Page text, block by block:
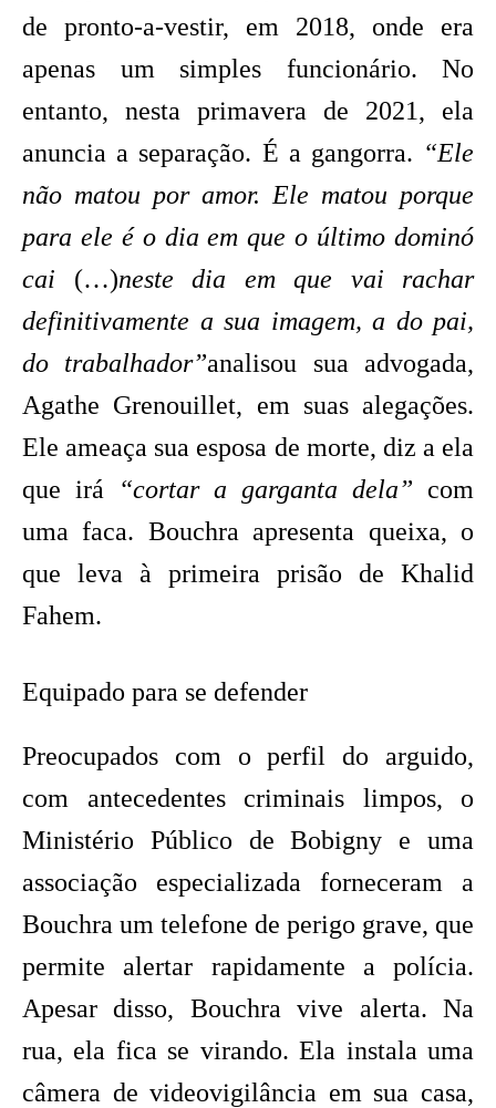
de pronto-a-vestir, em 2018, onde era
apenas um simples funcionário. No
entanto, nesta primavera de 2021, ela
anuncia a separação. É a gangorra. “Ele
não matou por amor. Ele matou porque
para ele é o dia em que o último dominó
cai (…)neste dia em que vai rachar
definitivamente a sua imagem, a do pai,
do trabalhador”analisou sua advogada,
Agathe Grenouillet, em suas alegações.
Ele ameaça sua esposa de morte, diz a ela
que irá
“cortar a garganta dela” com
uma faca. Bouchra apresenta queixa, o
que leva à primeira prisão de Khalid
Fahem.
Equipado para se defender
Preocupados com o perfil do arguido,
com antecedentes criminais limpos, o
Ministério Público de Bobigny e uma
associação especializada forneceram a
Bouchra um telefone de perigo grave, que
permite alertar rapidamente a polícia.
Apesar disso, Bouchra vive alerta. Na
rua, ela fica se virando. Ela instala uma
câmera de videovigilância em sua casa,